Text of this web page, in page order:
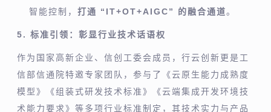
智能控制， 打通 “IT+OT+AIGC” 的融合通道。
5. 标准引领：彰显行业技术话语权
作为国家高新企业、信创工委会成员，行云创新更是工
信部信通院特邀专家团队，参与了《云原生能力成熟度
模型》《组装式研发技术标准》《云端集成开发环境技
术能力要求》等多项行业标准制定，其技术实力与产品